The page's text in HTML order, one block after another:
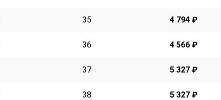
35 4 794 ₽
36 4 566 ₽
37 5 327 ₽
38 5 327 ₽